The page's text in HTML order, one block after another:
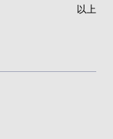
以上